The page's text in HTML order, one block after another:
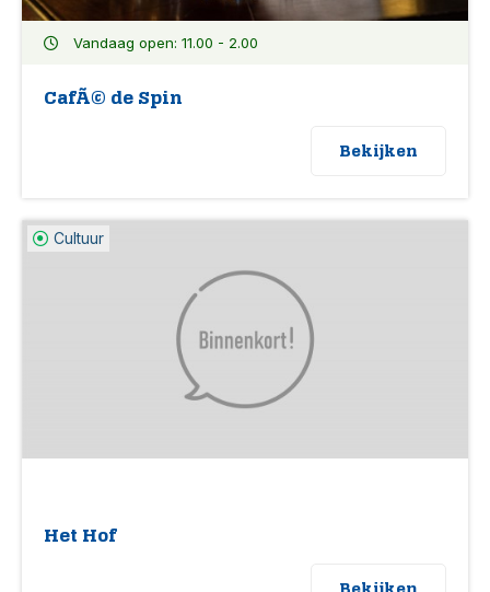
Vandaag open: 11.00 - 2.00
CafÃ© de Spin
Bekijken
Cultuur
Het Hof